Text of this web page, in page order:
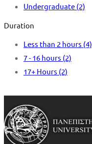
Undergraduate (2)
Duration
Less than 2 hours (4)
7 - 16 hours (2)
17+ Hours (2)